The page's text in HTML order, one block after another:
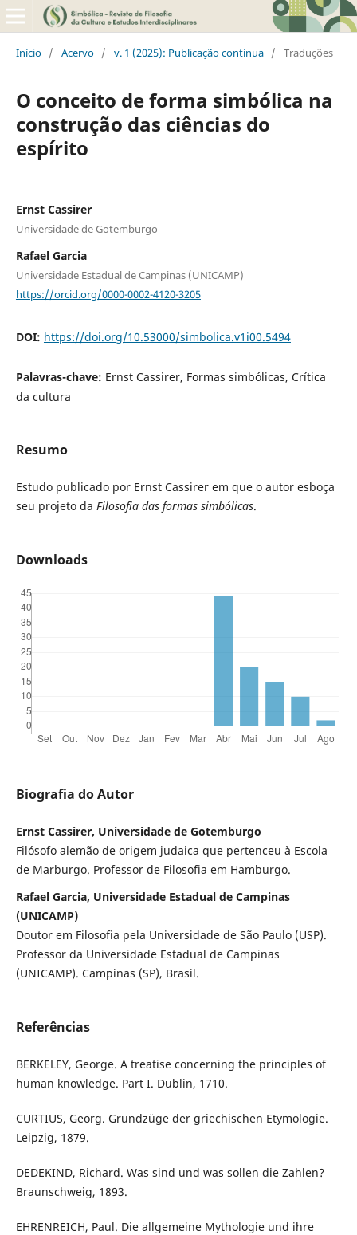
Início / Acervo / v. 1 (2025): Publicação contínua / Traduções
O conceito de forma simbólica na
construção das ciências do
espírito
Ernst Cassirer
Universidade de Gotemburgo
Rafael Garcia
Universidade Estadual de Campinas (UNICAMP)
https://orcid.org/0000-0002-4120-3205
DOI: https://doi.org/10.53000/simbolica.v1i00.5494
Palavras-chave: Ernst Cassirer, Formas simbólicas, Crítica
da cultura
Resumo
Estudo publicado por Ernst Cassirer em que o autor esboça
seu projeto da Filosofia das formas simbólicas.
Downloads
Biografia do Autor
Ernst Cassirer, Universidade de Gotemburgo
Filósofo alemão de origem judaica que pertenceu à Escola
de Marburgo. Professor de Filosofia em Hamburgo.
Rafael Garcia, Universidade Estadual de Campinas
(UNICAMP)
Doutor em Filosofia pela Universidade de São Paulo (USP).
Professor da Universidade Estadual de Campinas
(UNICAMP). Campinas (SP), Brasil.
Referências
BERKELEY, George. A treatise concerning the principles of
human knowledge. Part I. Dublin, 1710.
CURTIUS, Georg. Grundzüge der griechischen Etymologie.
Leipzig, 1879.
DEDEKIND, Richard. Was sind und was sollen die Zahlen?
Braunschweig, 1893.
EHRENREICH, Paul. Die allgemeine Mythologie und ihre